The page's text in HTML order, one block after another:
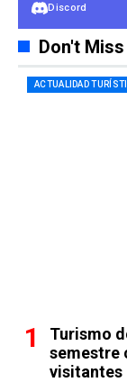
Discord
Don't Miss
ACTUALIDAD
Turismo
semestre
visitantes